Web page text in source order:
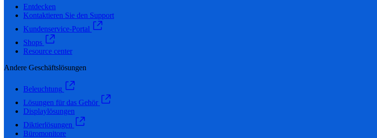
Entdecken
Kontaktieren Sie den Support
Kundenservice-Portal
Shops
Resource center
Andere Geschäftslösungen
Beleuchtung
Lösungen für das Gehör
Displaylösungen
Diktierlösungen
Büromonitore